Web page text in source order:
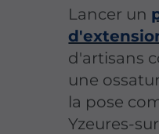
Lancer un
d'artisans
une
la pose
Yzeures-